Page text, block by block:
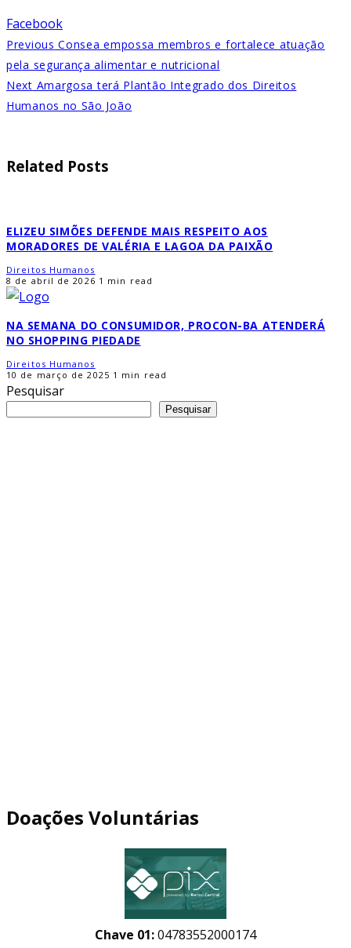
Facebook
Previous Consea empossa membros e fortalece atuação
pela segurança alimentar e nutricional
Next Amargosa terá Plantão Integrado dos Direitos
Humanos no São João
Related Posts
ELIZEU SIMÕES DEFENDE MAIS RESPEITO AOS
MORADORES DE VALÉRIA E LAGOA DA PAIXÃO
Direitos Humanos
8 de abril de 2026 1 min read
NA SEMANA DO CONSUMIDOR, PROCON-BA ATENDERÁ
NO SHOPPING PIEDADE
Direitos Humanos
10 de março de 2025 1 min read
Pesquisar
Pesquisar
Doações Voluntárias
Chave 01:04783552000174